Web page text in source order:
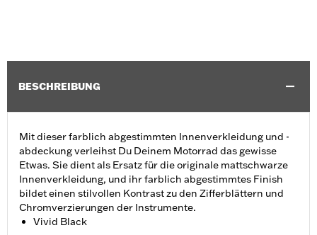
BESCHREIBUNG
Mit dieser farblich abgestimmten Innenverkleidung und -
abdeckung verleihst Du Deinem Motorrad das gewisse
Etwas. Sie dient als Ersatz für die originale mattschwarze
Innenverkleidung, und ihr farblich abgestimmtes Finish
bildet einen stilvollen Kontrast zu den Zifferblättern und
Chromverzierungen der Instrumente.
Vivid Black